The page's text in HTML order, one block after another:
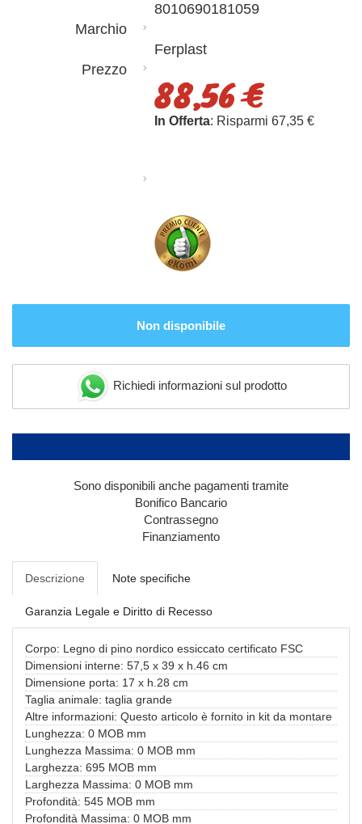
8010690181059
Marchio
Ferplast
Prezzo
88,56 €
In Offerta: Risparmi 67,35 €
Non disponibile
Richiedi informazioni sul prodotto
Sono disponibili anche pagamenti tramite
Bonifico Bancario
Contrassegno
Finanziamento
Descrizione Note specifiche
Garanzia Legale e Diritto di Recesso
Corpo: Legno di pino nordico essiccato certificato FSC
Dimensioni interne: 57,5 x 39 x h.46 cm
Dimensione porta: 17 x h.28 cm
Taglia animale: taglia grande
Altre informazioni: Questo articolo è fornito in kit da montare
Lunghezza: 0 MOB mm
Lunghezza Massima: 0 MOB mm
Larghezza: 695 MOB mm
Larghezza Massima: 0 MOB mm
Profondità: 545 MOB mm
Profondità Massima: 0 MOB mm